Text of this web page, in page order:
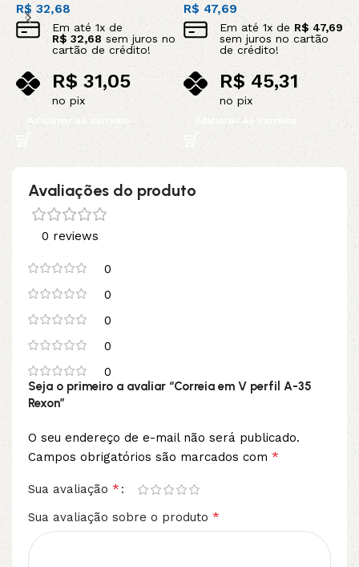
R$32,68
Em até 1x de
R$ 32,68 sem juros no
cartão de crédito!
R$31,05
no pix
Adicionar ao carrinho
R$47,69
Em até 1x de R$47,69
sem juros no cartão
de crédito!
R$45,31
no pix
Adicionar ao carrinho
Avaliações do produto
0 reviews
0
0
0
0
0
Seja o primeiro a avaliar “Correia em V perfil A-35
Rexon”
O seu endereço de e-mail não será publicado.
Campos obrigatórios são marcados com *
Sua avaliação *
Sua avaliação sobre o produto *